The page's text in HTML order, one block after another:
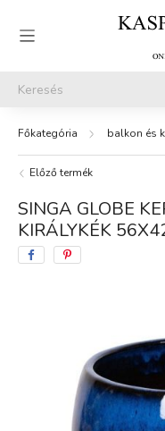
balkon és
Előző termék
SINGA GLOBE
KIRÁLYKÉK